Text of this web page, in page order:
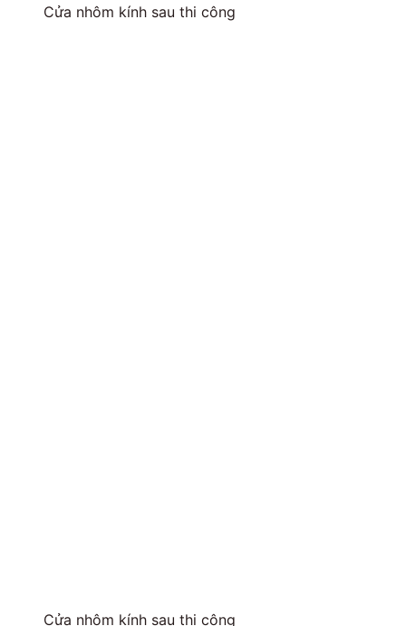
Cửa nhôm kính sau thi công
Cửa nhôm kính sau thi công